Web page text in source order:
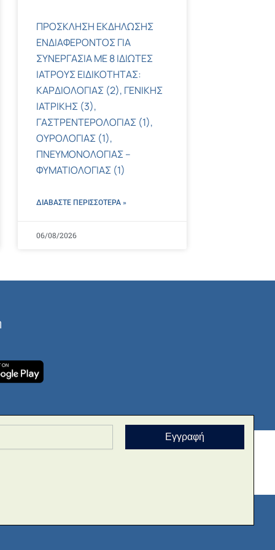
ΠΡΟΣΚΛΗΣΗ ΕΚΔΗΛΩΣΗΣ
ΕΝΔΙΑΦΕΡΟΝΤΟΣ ΓΙΑ
ΣΥΝΕΡΓΑΣΙΑ ΜΕ 8 ΙΔΙΩΤΕΣ
ΙΑΤΡΟΥΣ ΕΙΔΙΚΟΤΗΤΑΣ:
ΚΑΡΔΙΟΛΟΓΙΑΣ (2), ΓΕΝΙΚΗΣ
ΙΑΤΡΙΚΗΣ (3),
ΓΑΣΤΡΕΝΤΕΡΟΛΟΓΙΑΣ (1),
ΟΥΡΟΛΟΓΙΑΣ (1),
ΠΝΕΥΜΟΝΟΛΟΓΙΑΣ –
ΦΥΜΑΤΙΟΛΟΓΙΑΣ (1)
ΔΙΑΒΑΣΤΕ ΠΕΡΙΣΣΌΤΕΡΑ »
06/08/2026
Εγγραφή